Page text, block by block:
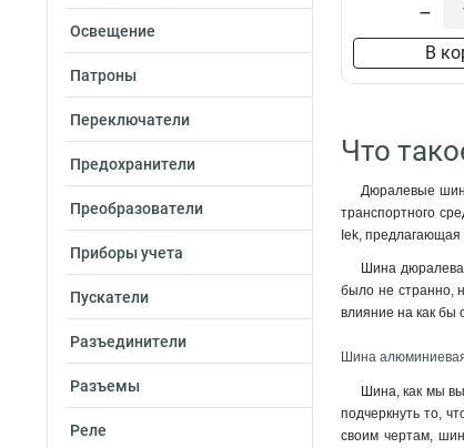
Освещение
Патроны
Переключатели
Предохранители
Преобразователи
Приборы учета
Пускатели
Разъединители
Разъемы
Реле
–
В
Что
Дюралевые
транспортного
Iek,
Шина
было не странно,
влияние на как бы
Шина
Шина, как мы
подчеркнуть то,
своим чертам,